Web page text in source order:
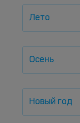
Лето
Осень
Новый год